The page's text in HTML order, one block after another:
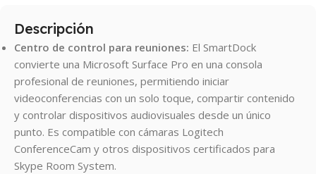
Descripción
Centro de control para reuniones: El SmartDock
convierte una Microsoft Surface Pro en una consola
profesional de reuniones, permitiendo iniciar
videoconferencias con un solo toque, compartir contenido
y controlar dispositivos audiovisuales desde un único
punto. Es compatible con cámaras Logitech
ConferenceCam y otros dispositivos certificados para
Skype Room System.